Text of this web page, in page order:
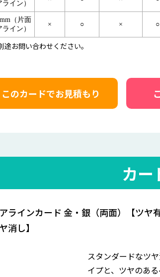
イン）
（片面
イン）
× ○ × ○
お問い合わせください。
このカードでお見積もり
カー
ラインカード 金・銀（両面）【ツヤ
消し】
スタンダードなツ
イプと、ツヤのあ